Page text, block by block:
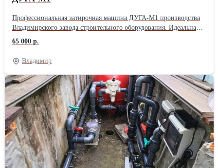
Профессиональная затирочная машина ДУГА-М1 производства
Владимирского завода строительного оборудования. Идеальна
для полусухой стяжки, вес с диском всего 40кг! Складная рама,
регулировка стойки по росту оператора, надёжный пусковой
механизм (путевой выключатель, а не кнопка) с плавным
пуском. Профессиональный дорогой электродвигатель и соосный
редуктор (не дешёвый червячный), мощный прожектор 70Вт,
диски в наличии. Питание 220в, 1,1кВт. Производство более 11
лет для торговых сетей под разными брендами. Затирочные
машины такого уровня стоят от 100т.р. В комплекте паспорт,
гарантийный талон, фанерный ящик для перевозки. Модель
ДУГА - М1 Привод - Электрический, 220В Назначение - Для
полусухой стяжки Масса, кг - 40 Потребляемая мощность, кВт -
1,1 Диаметр обрабатываемой поверхности, мм - 610 Диск - D600
(605)мм Тип крепления диска - 4 шпильки Прожектор - 70 Вт
Упаковка - Фанерно-деревянный ящик Габариты в упаковке -
65 000 р.
Владимир